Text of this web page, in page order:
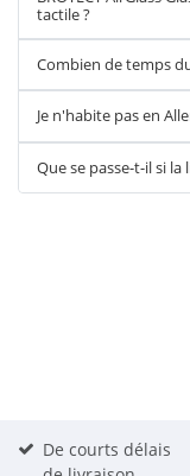
tactile ?
Combien de temps
Je n'habite pas en
Que se passe-t-il si
De courts délais